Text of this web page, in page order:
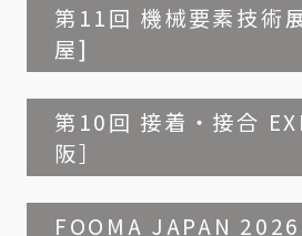
第11回 機械要素技術
屋]
第10回 接着・接合
阪］
FOOMA JAPAN 2026